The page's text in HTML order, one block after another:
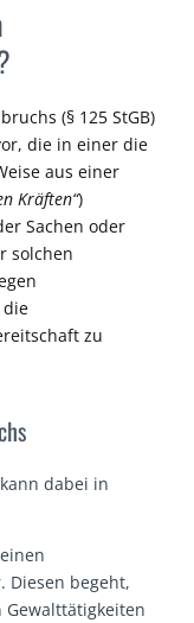
s(§ 125 StGB)
die in einer die
aus einer
Kräften“)
Sachen oder
solchen
die
zu
dabei in
Diesen begeht,
Gewalttätigkeiten